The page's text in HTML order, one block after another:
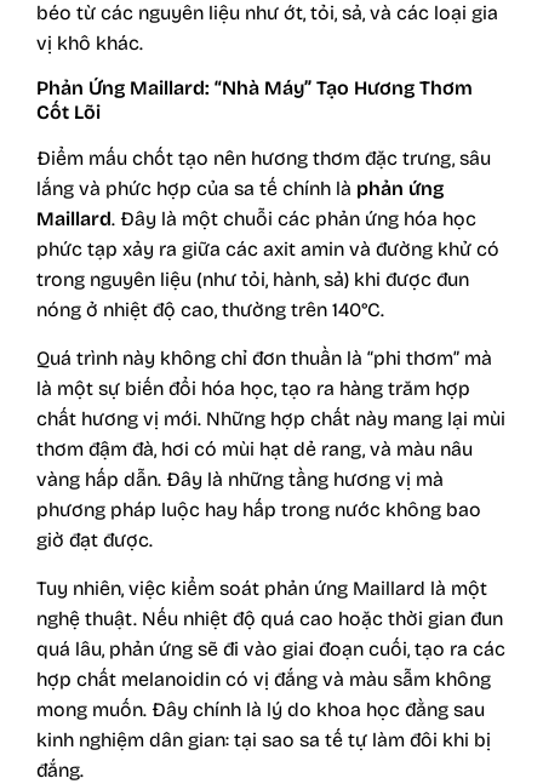
béo từ các nguyên liệu như ớt, tỏi, sả, và các loại gia
vị khô khác.
Phản Ứng Maillard: “Nhà Máy” Tạo Hương Thơm
Cốt Lõi
Điểm mấu chốt tạo nên hương thơm đặc trưng, sâu
lắng và phức hợp của sa tế chính là phản ứng
Maillard. Đây là một chuỗi các phản ứng hóa học
phức tạp xảy ra giữa các axit amin và đường khử có
trong nguyên liệu (như tỏi, hành, sả) khi được đun
nóng ở nhiệt độ cao, thường trên 140°C.
Quá trình này không chỉ đơn thuần là “phi thơm” mà
là một sự biến đổi hóa học, tạo ra hàng trăm hợp
chất hương vị mới. Những hợp chất này mang lại mùi
thơm đậm đà, hơi có mùi hạt dẻ rang, và màu nâu
vàng hấp dẫn. Đây là những tầng hương vị mà
phương pháp luộc hay hấp trong nước không bao
giờ đạt được.
Tuy nhiên, việc kiểm soát phản ứng Maillard là một
nghệ thuật. Nếu nhiệt độ quá cao hoặc thời gian đun
quá lâu, phản ứng sẽ đi vào giai đoạn cuối, tạo ra các
hợp chất melanoidin có vị đắng và màu sẫm không
mong muốn. Đây chính là lý do khoa học đằng sau
kinh nghiệm dân gian: tại sao sa tế tự làm đôi khi bị
đắng.